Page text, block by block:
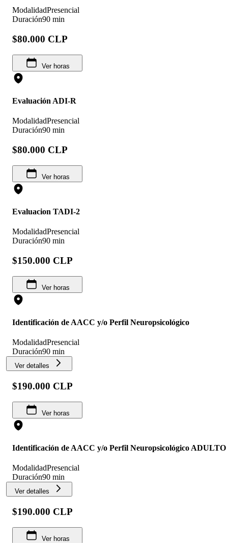
ModalidadPresencial
Duración90 min
$80.000 CLP
Ver horas
Evaluación ADI-R
ModalidadPresencial
Duración90 min
$80.000 CLP
Ver horas
Evaluacion TADI-2
ModalidadPresencial
Duración90 min
$150.000 CLP
Ver horas
Identificación de AACC y/o Perfil Neuropsicológico
ModalidadPresencial
Duración90 min
Ver detalles
$190.000 CLP
Ver horas
Identificación de AACC y/o Perfil Neuropsicológico ADULTO
ModalidadPresencial
Duración90 min
Ver detalles
$190.000 CLP
Ver horas